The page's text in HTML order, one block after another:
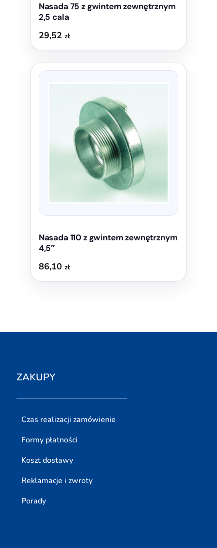
Nasada 75 z gwintem zewnętrznym
2,5 cala
29,52 zł
Nasada 110 z gwintem zewnętrznym
4,5″
86,10 zł
ZAKUPY
Czas realizacji zamówienie
Formy płatności
Koszt dostawy
Reklamacje i zwroty
Porady